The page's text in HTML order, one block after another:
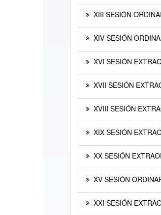
XIII SESIÓN
XIV SESIÓN
XVI SESIÓN
XVII SESIÓN
XVIII SESIÓN
XIX SESIÓN
XX SESIÓN
XV SESIÓN
XXI SESIÓN